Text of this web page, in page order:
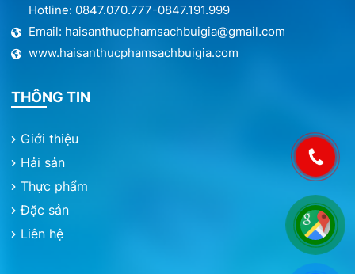
Hotline: 0847.070.777-0847.191.999
Email: haisanthucphamsachbuigia@gmail.com
www.haisanthucphamsachbuigia.com
THÔNG TIN
Giới thiệu
Hải sản
Thực phẩm
Đặc sản
Liên hệ